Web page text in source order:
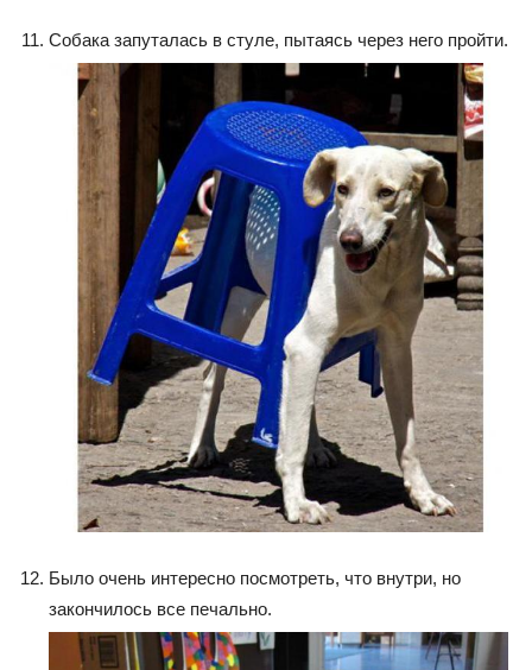
Собака запуталась в стуле, пытаясь через него пройти.
Было очень интересно посмотреть, что внутри, но
закончилось все печально.